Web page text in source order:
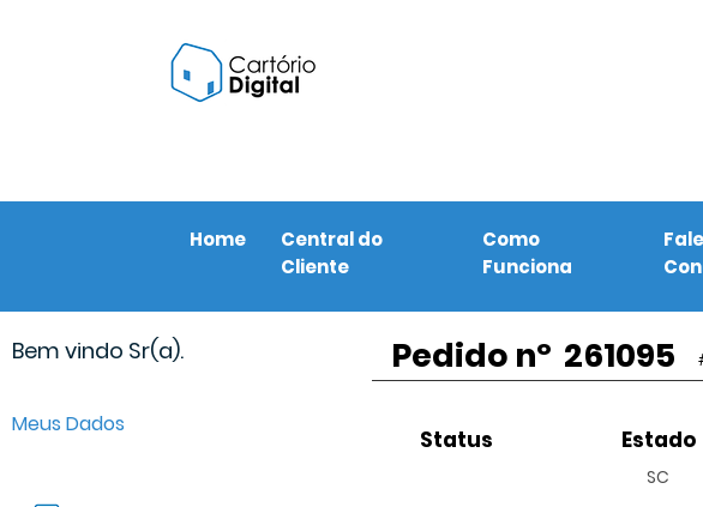
Home
Central do
Cliente
Como
Funciona
Fale
Bem vindo Sr(a).
Meus Dados
Pedido nº 261095
Status Estado
SC